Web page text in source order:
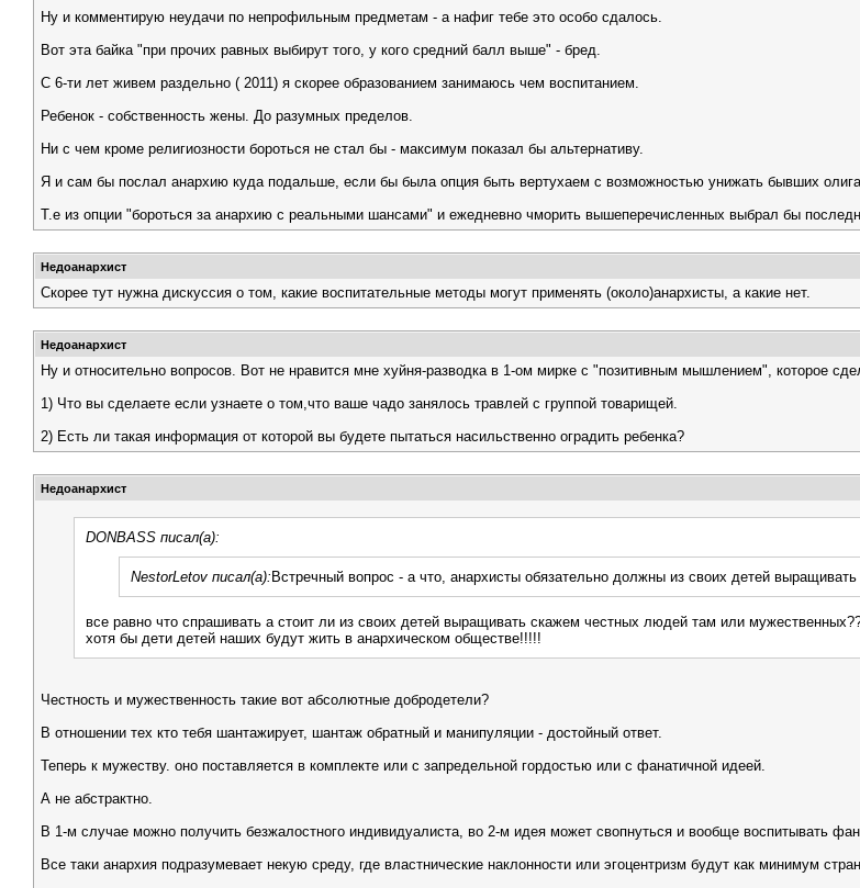
Ну и комментирую неудачи по непрофильным предметам - а нафиг тебе это особо сдалось.
Вот эта байка "при прочих равных выбирут того, у кого средний балл выше" - бред.
С 6-ти лет живем раздельно ( 2011) я скорее образованием занимаюсь чем воспитанием.
Ребенок - собственность жены. До разумных пределов.
Ни с чем кроме религиозности бороться не стал бы - максимум показал бы альтернативу.
Я и сам бы послал анархию куда подальше, если бы была опция быть вертухаем с возможностью унижать бывших
Т.е из опции "бороться за анархию с реальными шансами" и ежедневно чморить вышеперечисленных выбрал бы
Недоанархист
Скорее тут нужна дискуссия о том, какие воспитательные методы могут применять (около)анархисты, а какие нет.
Недоанархист
Ну и относительно вопросов. Вот не нравится мне хуйня-разводка в 1-ом мирке с "позитивным мышлением", которое
1) Что вы сделаете если узнаете о том,что ваше чадо занялось травлей с группой товарищей.
2) Есть ли такая информация от которой вы будете пытаться насильственно оградить ребенка?
Недоанархист
DONBASS писал(а):
NestorLetov писал(а): Встречный вопрос - а что, анархисты обязательно должны из своих детей
все равно что спрашивать а стоит ли из своих детей выращивать скажем честных людей там или
хотя бы дети детей наших будут жить в анархическом обществе!!!!!
Честность и мужественность такие вот абсолютные добродетели?
В отношении тех кто тебя шантажирует, шантаж обратный и манипуляции - достойный ответ.
Теперь к мужеству. оно поставляется в комплекте или с запредельной гордостью или с фанатичной идеей.
А не абстрактно.
В 1-м случае можно получить безжалостного индивидуалиста, во 2-м идея может свопнуться и вообще воспитывать
Все таки анархия подразумевает некую среду, где властнические наклонности или эгоцентризм будут как минимум